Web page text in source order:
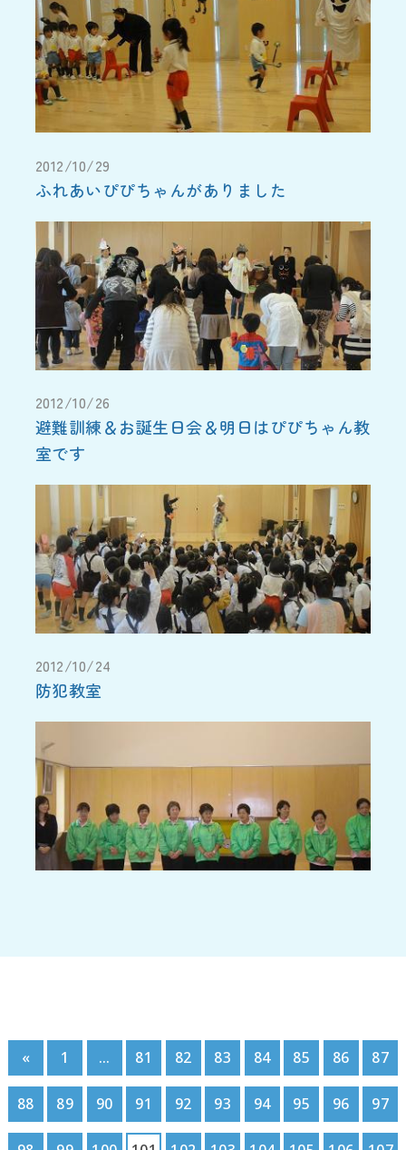
2012/10/29
ふれあいぴぴちゃんがありました
2012/10/26
避難訓練＆お誕生日会＆明日はぴぴちゃん教
室です
2012/10/24
防犯教室
« 1 … 81 82 83 84 85 86 87
88 89 90 91 92 93 94 95 96 97